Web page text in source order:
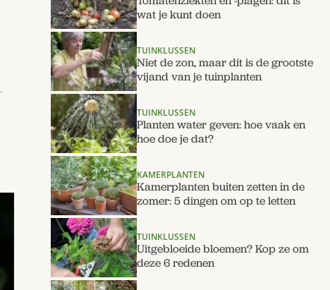
wat je kunt doen
TUINKLUSSEN
Niet de zon, maar dít is de grootste
vijand van je tuinplanten
TUINKLUSSEN
Planten water geven: hoe vaak en
hoe doe je dat?
KAMERPLANTEN
Kamerplanten buiten zetten in de
zomer: 5 dingen om op te letten
TUINKLUSSEN
Uitgebloeide bloemen? Kop ze om
deze 6 redenen